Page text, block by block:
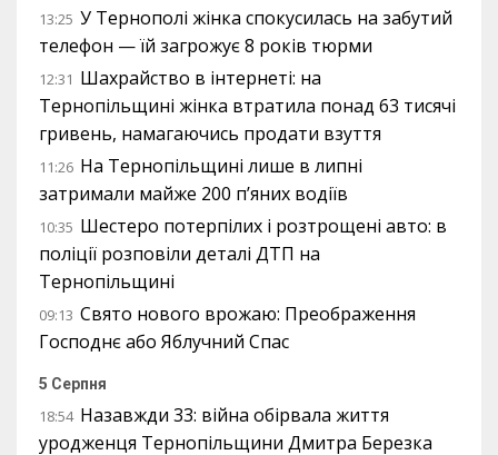
13:25 У Тернополі жінка спокусилась на забутий
телефон — їй загрожує 8 років тюрми
12:31 Шахрайство в інтернеті: на
Тернопільщині жінка втратила понад 63 тисячі
гривень, намагаючись продати взуття
11:26 На Тернопільщині лише в липні
затримали майже 200 п’яних водіїв
10:35 Шестеро потерпілих і розтрощені авто: в
поліції розповіли деталі ДТП на
Тернопільщині
09:13 Свято нового врожаю: Преображення
Господнє або Яблучний Спас
5 Серпня
18:54 Назавжди 33: війна обірвала життя
уродженця Тернопільщини Дмитра Березка